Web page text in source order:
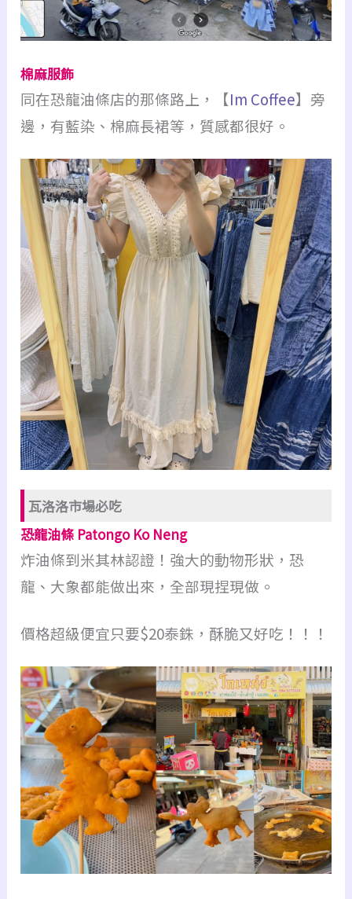
棉麻服飾
同在恐龍油條店的那條路上，【Im Coffee】旁
邊，有藍染、棉麻長裙等，質感都很好。
瓦洛洛市場必吃
恐龍油條 Patongo Ko Neng
炸油條到米其林認證！強大的動物形狀，恐
龍、大象都能做出來，全部現捏現做。
價格超級便宜只要$20泰銖，酥脆又好吃！！！